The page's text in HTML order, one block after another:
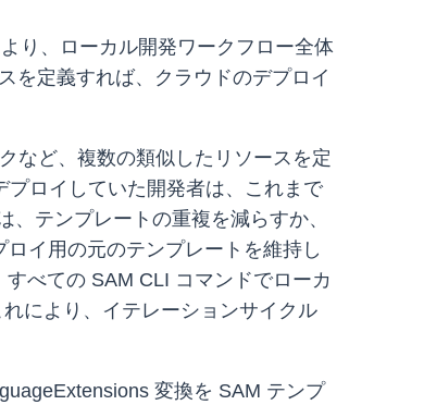
り、ローカル開発ワークフロー全体
を定義すれば、クラウドのデプロイ
など、複数の類似したリソースを定
ロイしていた開発者は、これまで
テンプレートの重複を減らすか、
イ用の元のテンプレートを維持し
べての SAM CLI コマンドでローカ
により、イテレーションサイクル
変換を SAM テンプ